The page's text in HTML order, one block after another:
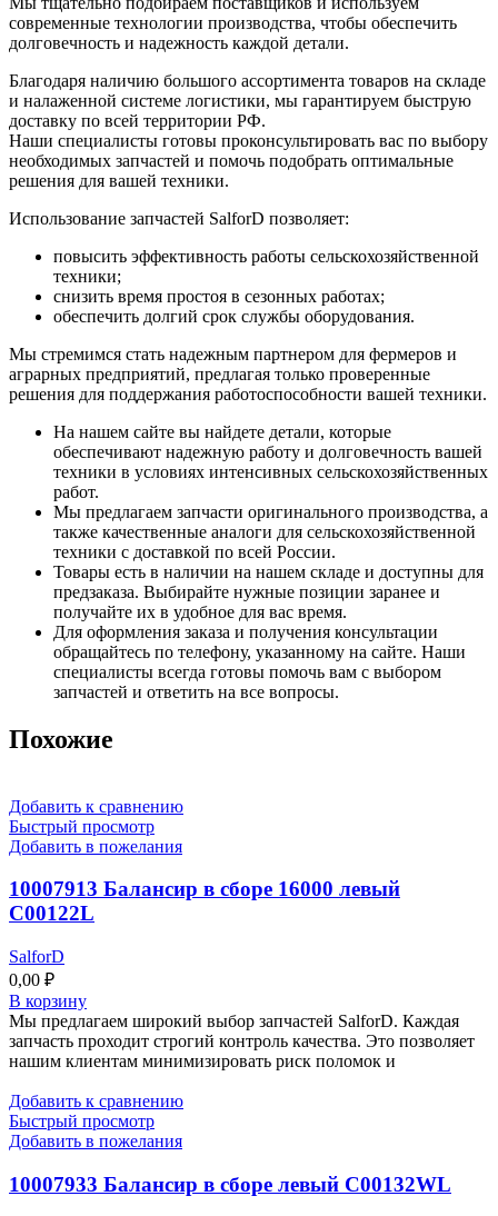
современные технологии производства, чтобы обеспечить
долговечность и надежность каждой детали.
Благодаря наличию большого ассортимента товаров на складе
и налаженной системе логистики, мы гарантируем быструю
доставку по всей территории РФ.
Наши специалисты готовы проконсультировать вас по выбору
необходимых запчастей и помочь подобрать оптимальные
решения для вашей техники.
Использование запчастей SalforD позволяет:
повысить эффективность работы сельскохозяйственной
техники;
снизить время простоя в сезонных работах;
обеспечить долгий срок службы оборудования.
Мы стремимся стать надежным партнером для фермеров и
аграрных предприятий, предлагая только проверенные
решения для поддержания работоспособности вашей техники.
На нашем сайте вы найдете детали, которые
обеспечивают надежную работу и долговечность вашей
техники в условиях интенсивных сельскохозяйственных
работ.
Мы предлагаем запчасти оригинального производства, а
также качественные аналоги для сельскохозяйственной
техники с доставкой по всей России.
Товары есть в наличии на нашем складе и доступны для
предзаказа. Выбирайте нужные позиции заранее и
получайте их в удобное для вас время.
Для оформления заказа и получения консультации
обращайтесь по телефону, указанному на сайте. Наши
специалисты всегда готовы помочь вам с выбором
запчастей и ответить на все вопросы.
Похожие
Добавить к сравнению
Быстрый просмотр
Добавить в пожелания
10007913 Балансир в сборе 16000 левый
C00122L
SalforD
0,00 ₽
В корзину
Мы предлагаем широкий выбор запчастей SalforD. Каждая
запчасть проходит строгий контроль качества. Это позволяет
нашим клиентам минимизировать риск поломок и
Добавить к сравнению
Быстрый просмотр
Добавить в пожелания
10007933 Балансир в сборе левый C00132WL